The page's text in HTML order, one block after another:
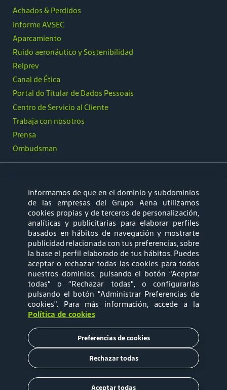
Ombudsman
Achados & Perdidos
Informe AVSEC
Aparcamiento
Ruido aeronáutico y Sostenibilidad
Relprev
Canal de Ética
Portal do Titular de Dados Pessoais
Centro de Servicio al Cliente
Trabaja con nosotros
Prensa
síguenos
Mapa web
Política de privacidad
Política de Cookies
Términos y
Tarifas
Copyright © 2020 Aena Brasil
Informamos de que en el dominio y subdominios
de las empresas del Grupo Aena utilizamos
cookies propias y de terceros de personalización,
analíticas y publicitarias para elaborar perfiles
basados en hábitos de navegación y mostrarte
publicidad relacionada con tus preferencias, sobre
la base el perfil elaborado de tus hábitos. Puedes
aceptar o rechazar todas las cookies para todos
nuestros dominios, pulsando el botón “Aceptar
todas” o “Rechazar todas”, o configurarlas
pulsando el botón “Administrar Preferencias de
cookies". Para más información, accede a la
Política de cookies
Preferencias de cookies
Rechazar todas
Aceptar todas